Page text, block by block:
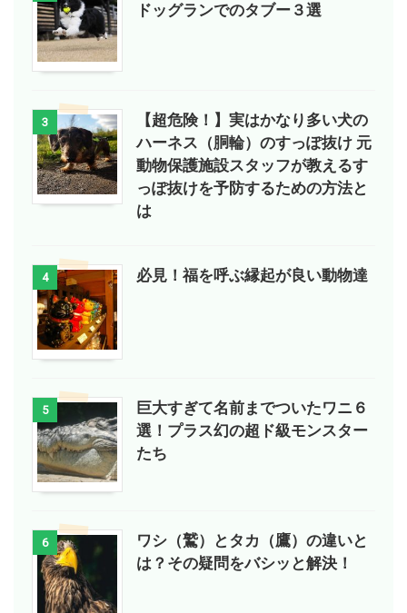
ドッグランでのタブー３選
3
【超危険！】実はかなり多い犬の
ハーネス（胴輪）のすっぽ抜け 元
動物保護施設スタッフが教えるす
っぽ抜けを予防するための方法と
は
4 必見！福を呼ぶ縁起が良い動物達
5
巨大すぎて名前までついたワニ６
選！プラス幻の超ド級モンスター
たち
6
ワシ（鷲）とタカ（鷹）の違いと
は？その疑問をバシッと解決！